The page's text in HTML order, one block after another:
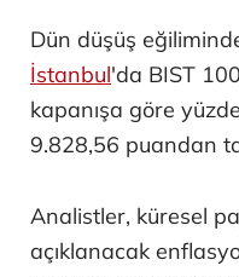
Dün düşüş
İstanbul'da BIST
kapanışa göre
9.828,56 puandan
Analistler, küresel
açıklanacak